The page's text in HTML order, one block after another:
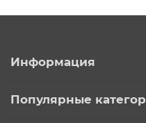
Информация
Популярные